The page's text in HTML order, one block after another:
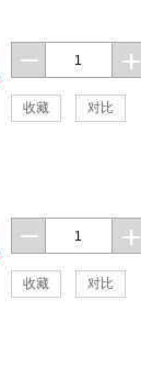
收藏 对比
收藏 对比